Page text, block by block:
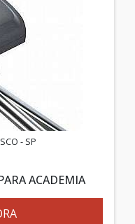
- SP
ACADEMIA